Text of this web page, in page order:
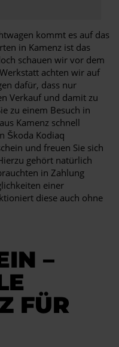
kommt es auf das
in Kamenz ist das
schauen wir vor dem
achten wir auf
dafür, dass nur
Verkauf und damit zu
zu einem Besuch in
Kamenz schnell
Škoda Kodiaq
und freuen Sie sich
gehört natürlich
in Zahlung
einer
diese auch ohne
–
FÜR